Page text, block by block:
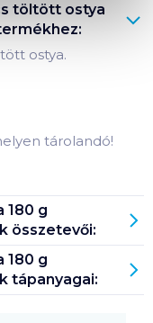
töltött ostya
ostya.
tárolandó!
180 g
összetevői:
180 g
tápanyagai: